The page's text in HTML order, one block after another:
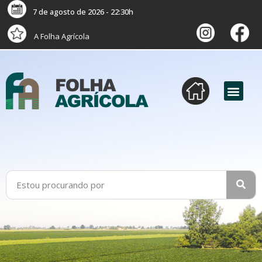
7 de agosto de 2026 - 22:30h
A Folha Agrícola